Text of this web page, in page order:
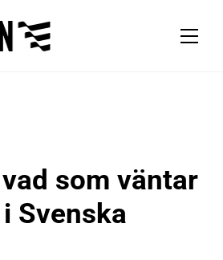
som väntar
Svenska